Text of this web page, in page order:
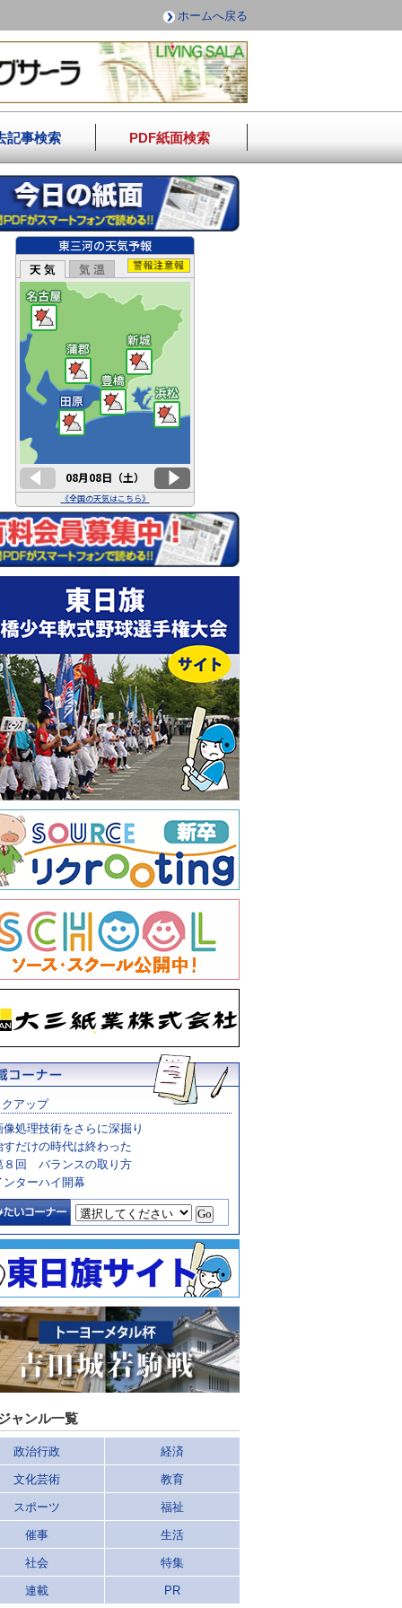
ホームへ戻る
記事検索 PDF紙面検索
アップ
像処理技術をさらに深掘り
すだけの時代は終わった
８回 バランスの取り方
ンターハイ開幕
ャンル一覧
政治行政 経済
文化芸術 教育
スポーツ 福祉
催事 生活
社会 特集
連載 PR